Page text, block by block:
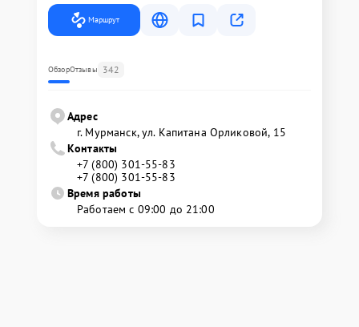
Маршрут
ОбзорОтзывы 342
Адрес
г. Мурманск, ул. Капитана Орликовой, 15
Контакты
+7 (800) 301-55-83
+7 (800) 301-55-83
Время работы
Работаем с 09:00 до 21:00